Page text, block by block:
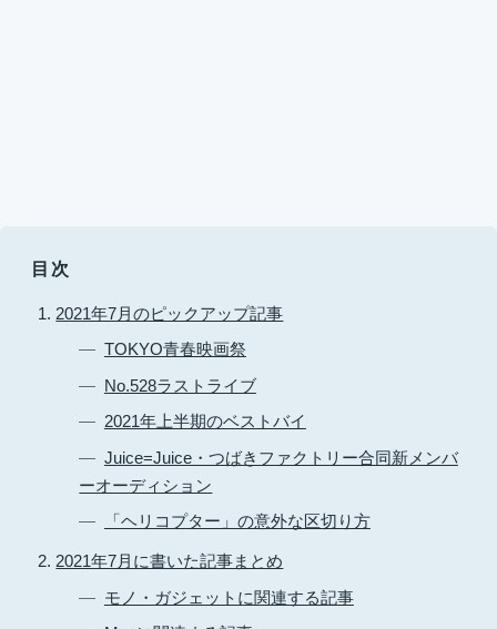
目次
2021年7月のピックアップ記事
TOKYO青春映画祭
No.528ラストライブ
2021年上半期のベストバイ
Juice=Juice・つばきファクトリー合同新メンバ
ーオーディション
「ヘリコプター」の意外な区切り方
2021年7月に書いた記事まとめ
モノ・ガジェットに関連する記事